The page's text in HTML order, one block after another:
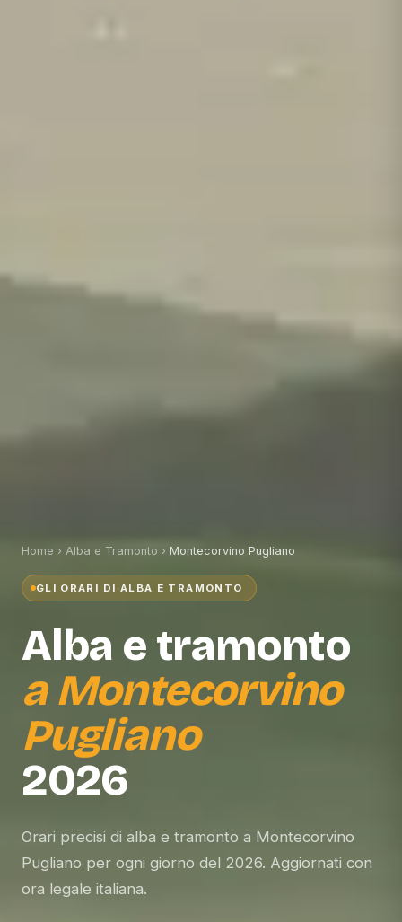
Home › Alba e Tramonto › Montecorvino Pugliano
GLI ORARI DI ALBA E TRAMONTO
Alba e tramonto
aMontecorvino
Pugliano
2026
Orari precisi di alba e tramonto a Montecorvino
Pugliano per ogni giorno del 2026. Aggiornati con
ora legale italiana.